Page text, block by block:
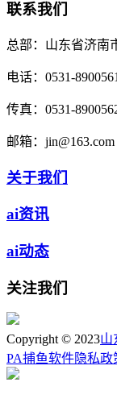
联系我们
总部： 山东省济南
电话： 0531-
传真： 0531-
邮箱： jin@163.com
关于我们
ai资讯
ai动态
关注我们
Copyright © 2023山
PA捕鱼软件隐私政